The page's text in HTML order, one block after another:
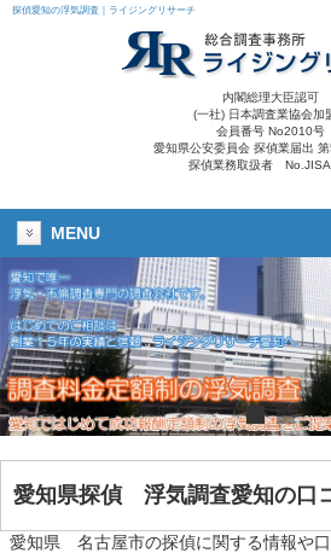
探偵愛知の浮気調査｜ライジングリサーチ
内閣総理大臣認可
(一社) 日本調査業協会加
会員番号 No2010号
愛知県公安委員会 探偵業届出
探偵業務取扱者
MENU
愛知県探偵 浮気調査愛知の口
愛知県 名古屋市の探偵に関する情報や